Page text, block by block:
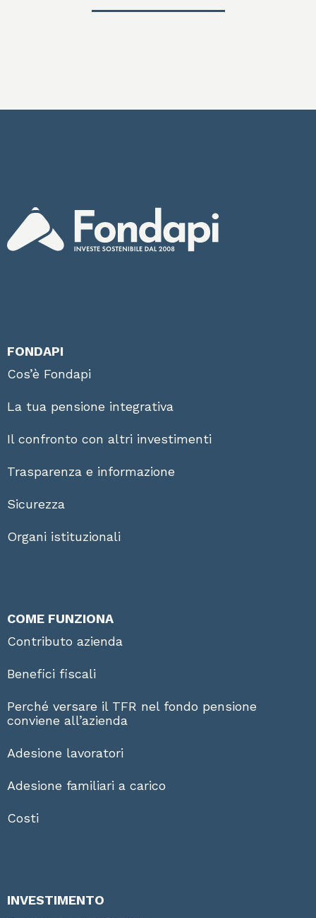
FONDAPI
Cos’è Fondapi
La tua pensione integrativa
Il confronto con altri investimenti
Trasparenza e informazione
Sicurezza
Organi istituzionali
COME FUNZIONA
Contributo azienda
Benefici fiscali
Perché versare il TFR nel fondo pensione
conviene all’azienda
Adesione lavoratori
Adesione familiari a carico
Costi
INVESTIMENTO